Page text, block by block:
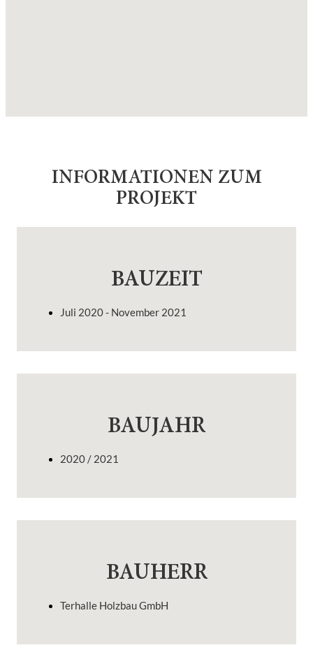
INFORMATIONEN ZUM
PROJEKT
BAUZEIT
Juli 2020 - November 2021
BAUJAHR
2020 / 2021
BAUHERR
Terhalle Holzbau GmbH